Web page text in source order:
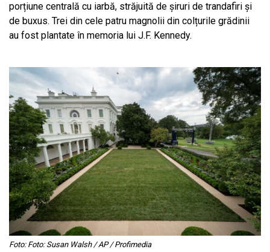
porțiune centrală cu iarbă, străjuită de șiruri de trandafiri și
de buxus. Trei din cele patru magnolii din colțurile grădinii
au fost plantate în memoria lui J.F. Kennedy.
Foto: Foto: Susan Walsh / AP / Profimedia